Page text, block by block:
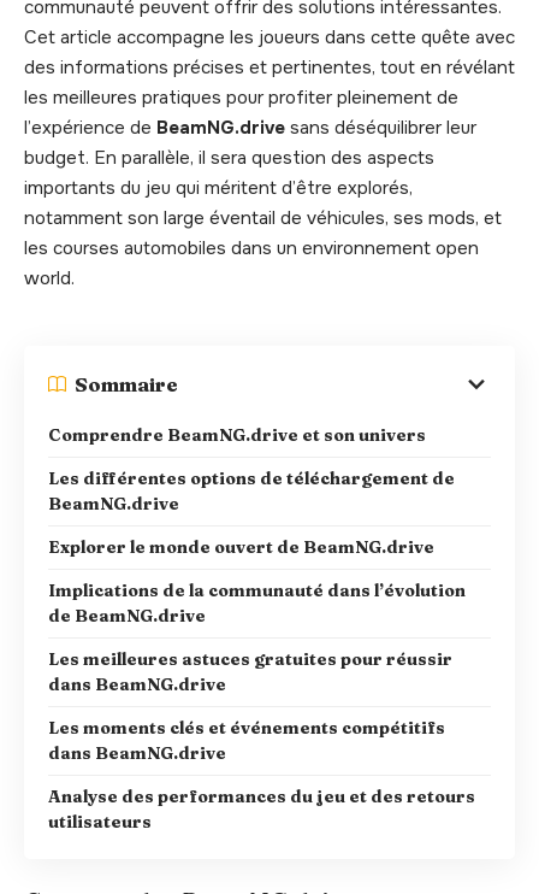
communauté peuvent offrir des solutions intéressantes.
Cet article accompagne les joueurs dans cette quête avec
des informations précises et pertinentes, tout en révélant
les meilleures pratiques pour profiter pleinement de
l’expérience de BeamNG.drive sans déséquilibrer leur
budget. En parallèle, il sera question des aspects
importants du jeu qui méritent d’être explorés,
notamment son large éventail de véhicules, ses mods, et
les courses automobiles dans un environnement open
world.
Sommaire
Comprendre BeamNG.drive et son univers
Les différentes options de téléchargement de
BeamNG.drive
Explorer le monde ouvert de BeamNG.drive
Implications de la communauté dans l’évolution
de BeamNG.drive
Les meilleures astuces gratuites pour réussir
dans BeamNG.drive
Les moments clés et événements compétitifs
dans BeamNG.drive
Analyse des performances du jeu et des retours
utilisateurs